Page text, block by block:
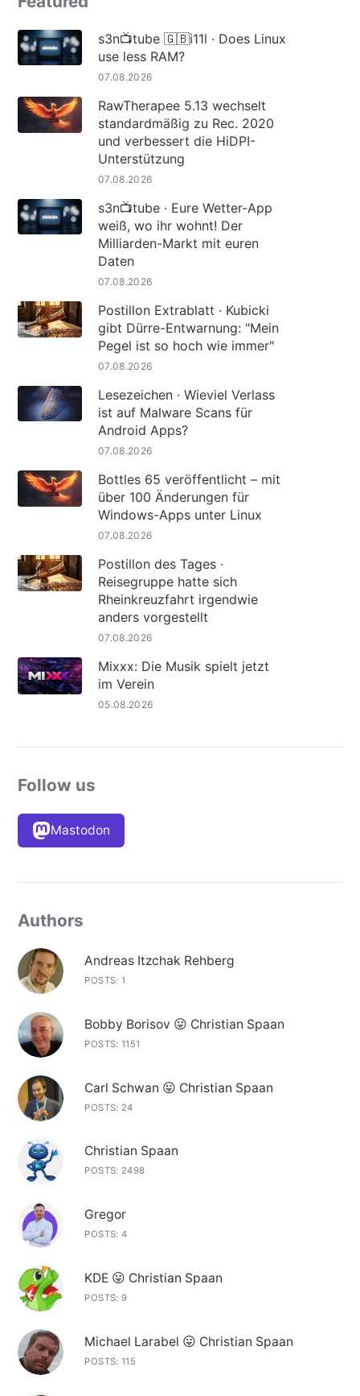
s3n📺tube 🇬🇧i11l · Does Linux
use less RAM?
07.08.2026
RawTherapee 5.13 wechselt
standardmäßig zu Rec. 2020
und verbessert die HiDPI-
Unterstützung
07.08.2026
s3n📺tube · Eure Wetter-App
weiß, wo ihr wohnt! Der
Milliarden-Markt mit euren
Daten
07.08.2026
Postillon Extrablatt · Kubicki
gibt Dürre-Entwarnung: "Mein
Pegel ist so hoch wie immer"
07.08.2026
Lesezeichen · Wieviel Verlass
ist auf Malware Scans für
Android Apps?
07.08.2026
Bottles 65 veröffentlicht – mit
über 100 Änderungen für
Windows-Apps unter Linux
07.08.2026
Postillon des Tages ·
Reisegruppe hatte sich
Rheinkreuzfahrt irgendwie
anders vorgestellt
07.08.2026
Mixxx: Die Musik spielt jetzt
im Verein
05.08.2026
Follow us
Mastodon
Authors
Andreas Itzchak Rehberg
POSTS: 1
Bobby Borisov 😛 Christian Spaan
POSTS: 1151
Carl Schwan 😛 Christian Spaan
POSTS: 24
Christian Spaan
POSTS: 2498
Gregor
POSTS: 4
KDE 😛 Christian Spaan
POSTS: 9
Michael Larabel 😛 Christian Spaan
POSTS: 115